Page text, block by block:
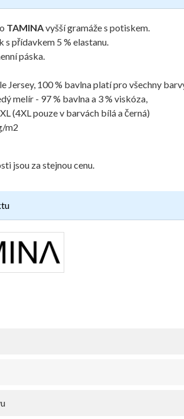
TAMINAvyšší gramáže s potiskem.
přídavkem 5 % elastanu.
páska.
Jersey, 100 % bavlna platí pro všechny
melír - 97 % bavlna a 3 % viskóza,
(4XL pouze v barvách bílá a černá)
m2
jsou za stejnou cenu.